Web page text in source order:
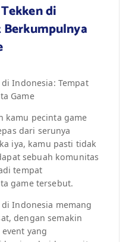
di
Indonesia: Tempat
Game
kamu pecinta game
dari serunya
iya, kamu pasti tidak
sebuah komunitas
tempat
game tersebut.
Indonesia memang
dengan semakin
yang